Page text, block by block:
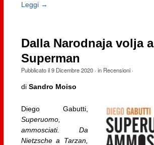
Leggi →
Dalla Narodnaja volja a
Superman
Pubblicato il9 Dicembre 2020· in Recensioni·
di Sandro Moiso
Diego Gabutti,
Superuomo,
ammosciati. Da
Nietzsche a Tarzan,